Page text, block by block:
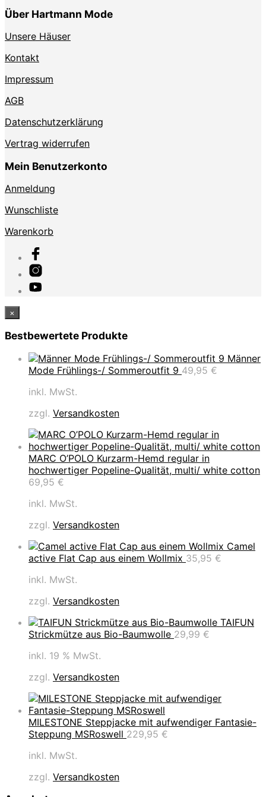
Über Hartmann Mode
Unsere Häuser
Kontakt
Impressum
AGB
Datenschutzerklärung
Vertrag widerrufen
Mein Benutzerkonto
Anmeldung
Wunschliste
Warenkorb
×
Bestbewertete Produkte
Männer
Mode Frühlings-/ Sommeroutfit 9 49,95 €
inkl. MwSt.
zzgl. Versandkosten
MARC O’POLO Kurzarm-Hemd regular in
hochwertiger Popeline-Qualität, multi/ white cotton
69,95 €
inkl. MwSt.
zzgl. Versandkosten
Camel
active Flat Cap aus einem Wollmix 35,95 €
inkl. MwSt.
zzgl. Versandkosten
TAIFUN
Strickmütze aus Bio-Baumwolle 29,99 €
inkl. 19 % MwSt.
zzgl. Versandkosten
MILESTONE Steppjacke mit aufwendiger Fantasie-
Steppung MSRoswell 229,95 €
inkl. MwSt.
zzgl. Versandkosten